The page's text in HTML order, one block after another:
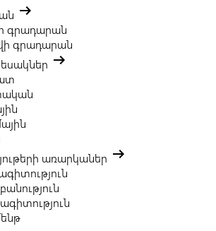
arrow_right_alt
գրադարան
գրադարան
arrow_right_alt
առարկաներ arrow_right_alt